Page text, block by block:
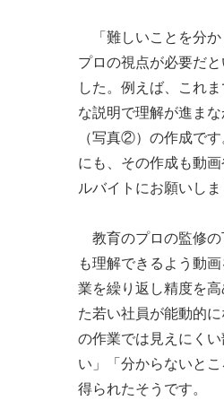
「難しいことを分か
プロの視点が必要だ
した。例えば、これ
な説明で理解が進ま
（写真②）の作成で
にも、その作成も動
ルバイトにお願いしま
教育のプロの監修の
も理解できるよう動
業を繰り返し精度を
た若い社員が能動的
の作業では見えにく
い」「分からないと
得られたそうです。